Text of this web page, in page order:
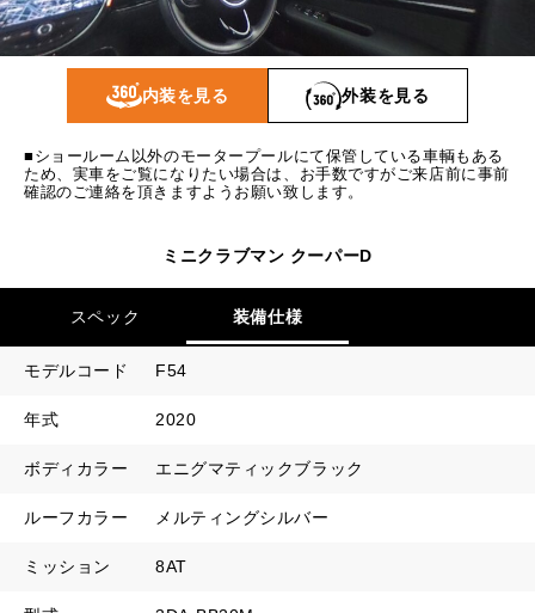
1回目
2回目以降 9,200
ボーナス月数 14 回
内装を見る 外装を見る
■ショールーム以外のモータープールにて保管している車輌もある
ため、実車をご覧になりたい場合は、お手数ですがご来店前に事前
確認のご連絡を頂きますようお願い致します。
ミニクラブマン クーパーD
スペック 装備仕様
モデルコード F54
年式 2020
ボディカラー エニグマティックブラック
ルーフカラー メルティングシルバー
ミッション 8AT